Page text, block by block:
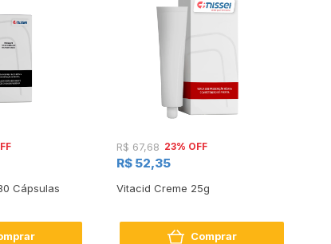
Cápsulas
R$ 67,68 23% OFF
R$ 52,35
Vitacid Creme 25g
Comprar